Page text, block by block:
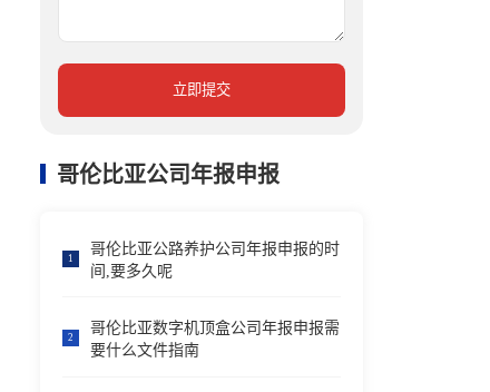
立即提交
哥伦比亚公司年报申报
1
哥伦比亚公路养护公司年报申报的时
间,要多久呢
2
哥伦比亚数字机顶盒公司年报申报需
要什么文件指南